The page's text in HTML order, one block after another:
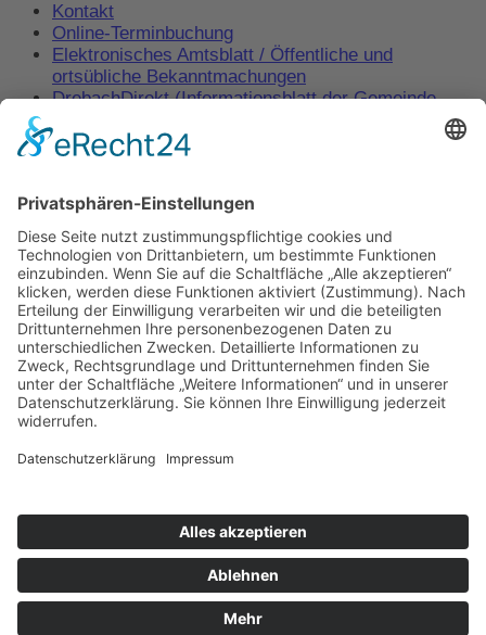
Kontakt
Online-Terminbuchung
Elektronisches Amtsblatt / Öffentliche und
ortsübliche Bekanntmachungen
DrebachDirekt (Informationsblatt der Gemeinde
Behördenwegweiser – Amt24
Copyright © 2026
Gemeinde Drebach
| Umsetzung
Pepsite
Zum Inhalt springen
Werkzeugleiste öffnen
Eingabehilfen
Text vergrößern
Text verkleinern
Graustufen
Negativer Kontrast
Links unterstrichen
Lesbare Schriften
→
Online-Terminbuchung für Melde-